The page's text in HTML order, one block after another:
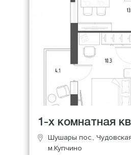
1-х комнатная
Шушары пос.,
м.Купчино